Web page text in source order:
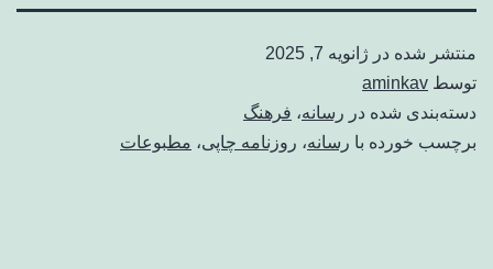
منتشر شده در ژانویه 7, 2025
توسط aminkav
دسته‌بندی شده در رسانه، فرهنگ
برچسب خورده با رسانه، روزنامه چاپی، مطبوعات